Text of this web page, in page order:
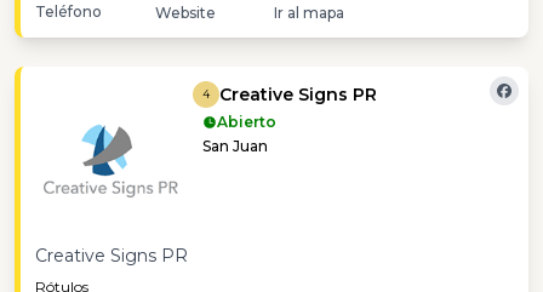
Teléfono Website Ir al mapa
4 Creative Signs PR
Abierto
San Juan
Creative Signs PR
Rótulos